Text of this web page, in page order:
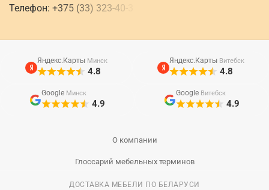
Телефон: +375 (33) 323-40-
Яндекс.Карты Минск
4.8
Яндекс.Карты Витебск
4.8
Google Минск
4.9
Google Витебск
4.9
О компании
Глоссарий мебельных терминов
ДОСТАВКА МЕБЕЛИ ПО БЕЛАРУСИ